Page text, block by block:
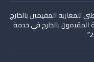
للمغاربة المقيمين بالخارج
المقيمون بالخارج في خدمة